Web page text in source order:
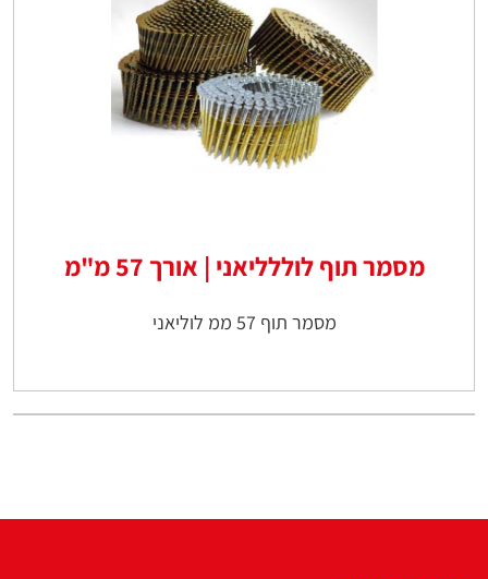
מסמר תוף לוללליאני | אורך 57 מ"מ
מסמר תוף 57 ממ לוליאני